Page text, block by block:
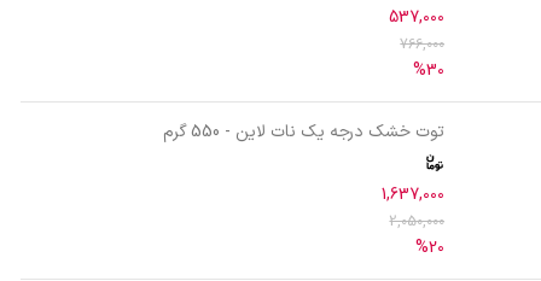
537,000
766,000
%30
توت خشک درجه یک نات لاین - 550 گرم
1,637,000
2,050,000
%20